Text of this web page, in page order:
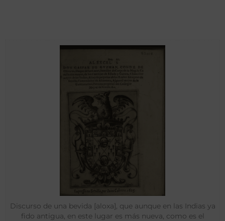
Discurso de una bevida [aloxa], que aunque en las Indias ya
fido antigua, en este lugar es más nueva, como es el